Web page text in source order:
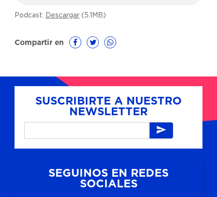
Podcast: Descargar (5.1MB)
Compartir en
SUSCRIBIRTE A NUESTRO
NEWSLETTER
SEGUINOS EN REDES
SOCIALES